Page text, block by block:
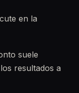
en la
suele
resultados a